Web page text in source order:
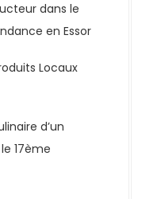
dans le
en Essor
Locaux
d’un
17ème